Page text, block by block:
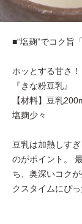
■“塩麹”でコク旨
ホッとする甘さ！
『きな粉豆乳』
【材料】豆乳
塩麹少々
豆乳は加熱しす
のがポイント。
ち、奥深いコク
クスタイムにぴっ